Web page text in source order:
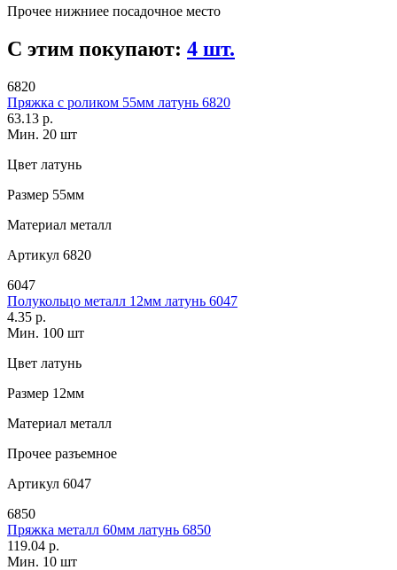
Прочее нижниее посадочное место
С этим покупают: 4 шт.
6820
Пряжка с роликом 55мм латунь 6820
63.13 р.
Мин. 20 шт
Цвет латунь
Размер 55мм
Материал металл
Артикул 6820
6047
Полукольцо металл 12мм латунь 6047
4.35 р.
Мин. 100 шт
Цвет латунь
Размер 12мм
Материал металл
Прочее разъемное
Артикул 6047
6850
Пряжка металл 60мм латунь 6850
119.04 р.
Мин. 10 шт